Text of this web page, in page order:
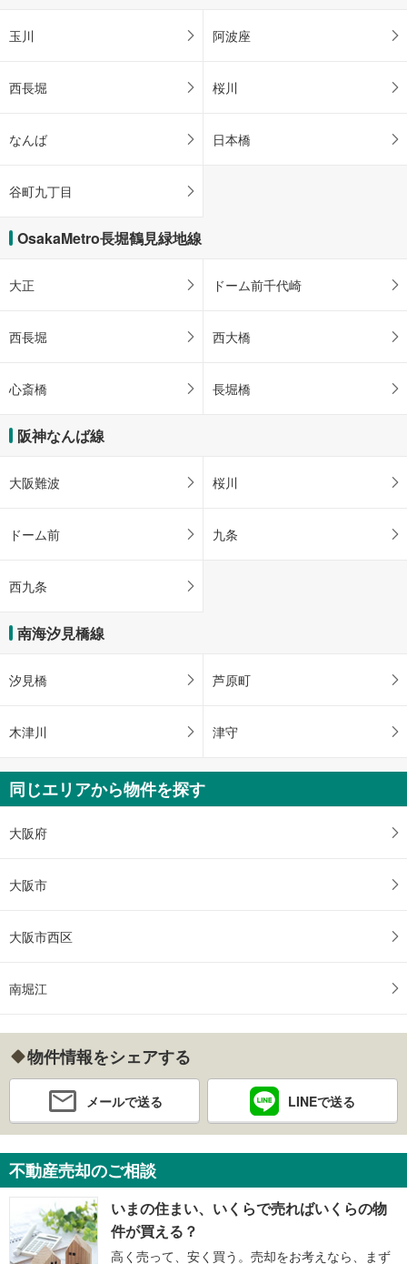
玉川 阿波座
西長堀 桜川
なんば 日本橋
谷町九丁目
OsakaMetro長堀鶴見緑地線
大正 ドーム前千代崎
西長堀 西大橋
心斎橋 長堀橋
阪神なんば線
大阪難波 桜川
ドーム前 九条
西九条
南海汐見橋線
汐見橋 芦原町
木津川 津守
同じエリアから物件を探す
大阪府
大阪市
大阪市西区
南堀江
物件情報をシェアする
メールで送る LINEで送る
不動産売却のご相談
いまの住まい、いくらで売ればいくらの物
件が買える？
高く売って、安く買う。売却をお考えなら、まず